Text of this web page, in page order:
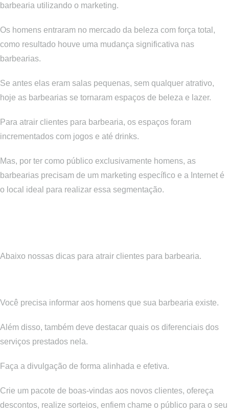
barbearia utilizando o marketing.
Os homens entraram no mercado da beleza com força total,
como resultado houve uma mudança significativa nas
barbearias.
Se antes elas eram salas pequenas, sem qualquer atrativo,
hoje as barbearias se tornaram espaços de beleza e lazer.
Para atrair clientes para barbearia, os espaços foram
incrementados com jogos e até drinks.
Mas, por ter como público exclusivamente homens, as
barbearias precisam de um marketing específico e a Internet é
o local ideal para realizar essa segmentação.
Abaixo nossas dicas para atrair clientes para barbearia.
Você precisa informar aos homens que sua barbearia existe.
Além disso, também deve destacar quais os diferenciais dos
serviços prestados nela.
Faça a divulgação de forma alinhada e efetiva.
Crie um pacote de boas-vindas aos novos clientes, ofereça
descontos, realize sorteios, enfiem chame o público para o seu